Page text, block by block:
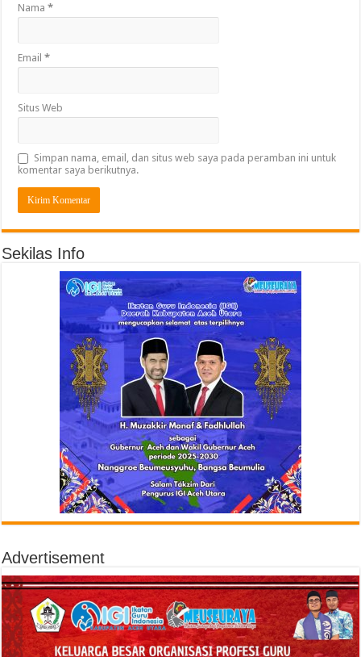
Nama*
Email*
Situs Web
Simpan nama, email, dan situs web saya pada peramban ini untuk
komentar saya berikutnya.
Sekilas Info
Advertisement